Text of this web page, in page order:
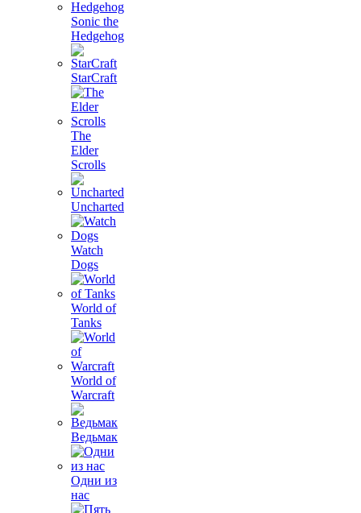
Sonic the
Hedgehog
StarCraft
The
Elder
Scrolls
Uncharted
Watch
Dogs
World of
Tanks
World of
Warcraft
Ведьмак
Одни из
нас